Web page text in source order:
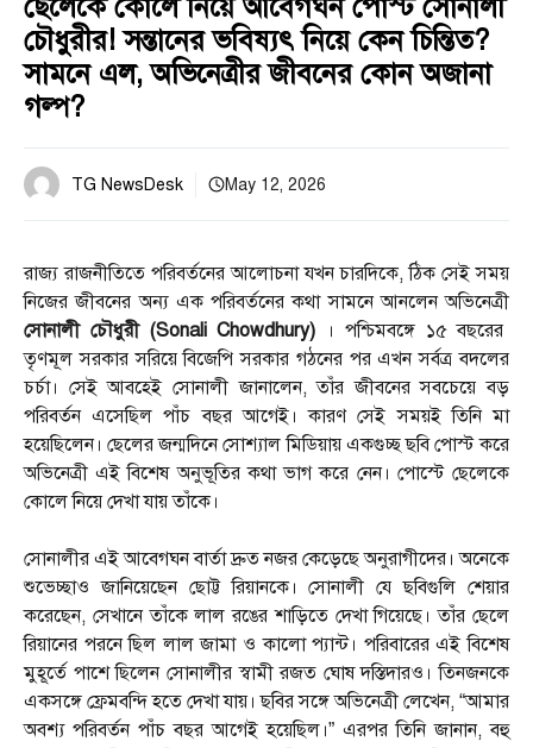
ছেলেকে কোলে নিয়ে আবেগঘন পোস্ট সোনালী
চৌধুরীর! সন্তানের ভবিষ্যৎ নিয়ে কেন চিন্তিত?
সামনে এল, অভিনেত্রীর জীবনের কোন অজানা
গল্প?
TG NewsDesk May 12, 2026
রাজ্য রাজনীতিতে পরিবর্তনের আলোচনা যখন চারদিকে, ঠিক সেই সময়
নিজের জীবনের অন্য এক পরিবর্তনের কথা সামনে আনলেন অভিনেত্রী
সোনালী চৌধুরী (Sonali Chowdhury) । পশ্চিমবঙ্গে ১৫ বছরের
তৃণমূল সরকার সরিয়ে বিজেপি সরকার গঠনের পর এখন সর্বত্র বদলের
চর্চা। সেই আবহেই সোনালী জানালেন, তাঁর জীবনের সবচেয়ে বড়
পরিবর্তন এসেছিল পাঁচ বছর আগেই। কারণ সেই সময়ই তিনি মা
হয়েছিলেন। ছেলের জন্মদিনে সোশ্যাল মিডিয়ায় একগুচ্ছ ছবি পোস্ট করে
অভিনেত্রী এই বিশেষ অনুভূতির কথা ভাগ করে নেন। পোস্টে ছেলেকে
কোলে নিয়ে দেখা যায় তাঁকে।
সোনালীর এই আবেগঘন বার্তা দ্রুত নজর কেড়েছে অনুরাগীদের। অনেকে
শুভেচ্ছাও জানিয়েছেন ছোট্ট রিয়ানকে। সোনালী যে ছবিগুলি শেয়ার
করেছেন, সেখানে তাঁকে লাল রঙের শাড়িতে দেখা গিয়েছে। তাঁর ছেলে
রিয়ানের পরনে ছিল লাল জামা ও কালো প্যান্ট। পরিবারের এই বিশেষ
মুহূর্তে পাশে ছিলেন সোনালীর স্বামী রজত ঘোষ দস্তিদারও। তিনজনকে
একসঙ্গে ফ্রেমবন্দি হতে দেখা যায়। ছবির সঙ্গে অভিনেত্রী লেখেন, “আমার
অবশ্য পরিবর্তন পাঁচ বছর আগেই হয়েছিল।” এরপর তিনি জানান, বহু